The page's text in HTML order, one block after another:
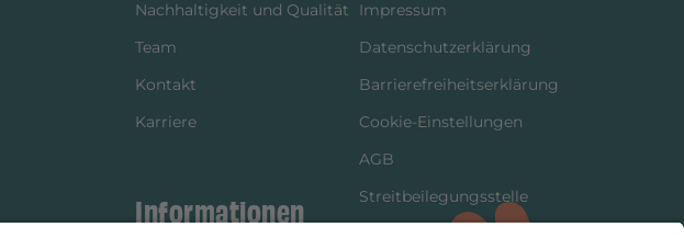
Nachhaltigkeit und Qualität
Team
Kontakt
Karriere
Informationen
Impressum
Datenschutzerklärung
Barrierefreiheitserklärung
Cookie-Einstellungen
AGB
Streitbeilegungsstelle